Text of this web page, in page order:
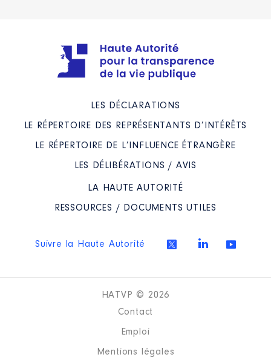
LES DÉCLARATIONS
LE RÉPERTOIRE DES REPRÉSENTANTS D’INTÉRÊTS
LE RÉPERTOIRE DE L’INFLUENCE ÉTRANGÈRE
LES DÉLIBÉRATIONS / AVIS
LA HAUTE AUTORITÉ
RESSOURCES / DOCUMENTS UTILES
Suivre la Haute Autorité
HATVP © 2026
Contact
Emploi
Mentions légales